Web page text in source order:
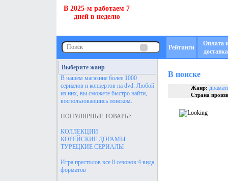
В 2025-м работаем 7
дней в неделю
Рейтинги
Оплата
доставка
Выберите жанр
В нашем магазине более 1000
сериалов и концертов на dvd. Любой
из них, вы сможете быстро найти,
воспользовавшись поиском.
ПОПУЛЯРНЫЕ ТОВАРЫ:
КОЛЛЕКЦИИ
КОРЕЙСКИЕ ДОРАМЫ
ТУРЕЦКИЕ СЕРИАЛЫ
Игра престолов все 8 сезонов:4 вида
форматов
В поиске
Жанр:
Страна